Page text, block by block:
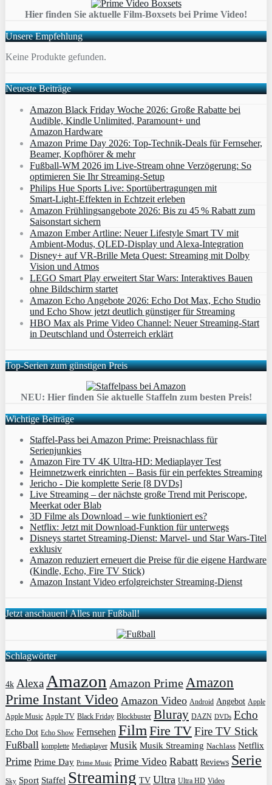
Hier finden Sie aktuelle Film-Boxsets bei Prime Video!
Unsere Empfehlung
Keine Produkte gefunden.
Neueste Beiträge
Amazon Black Friday Woche 2026: Große Rabatte bei
Audible, Kindle Unlimited, Paramount+ und
Amazon Hardware
Amazon Prime Day 2026: Top-Technik-Deals für Fernseher,
Beamer, Kopfhörer & mehr
Fußball-WM 2026 im Live-Stream ohne Verzögerung: So
optimieren Sie Ihr Streaming-Setup
Philips Hue Sports Live: Sportübertragungen mit
Smart‑Light‑Effekten in Echtzeit erleben
Amazon Frühlingsangebote 2026: Bis zu 45 % Rabatt zum
Saisonstart sichern
Amazon Ember Artline: Neuer Lifestyle Smart TV mit
Ambient‑Modus, QLED‑Display und Alexa‑Integration
Disney+ auf VR-Brille Meta Quest: Streaming mit Dolby
Vision und Atmos
LEGO Smart Play erweitert Star Wars: Interaktives Bauen
ohne Bildschirm startet
Amazon Echo Angebote 2026: Echo Dot Max, Echo Studio
und Echo Show jetzt deutlich günstiger für Streaming
HBO Max als Prime Video Channel: Neuer Streaming‑Start
in Deutschland und Österreich erklärt
Top-Serien zum günstigen Preis
NEU: Hier finden Sie aktuelle Staffeln zum besten Preis!
Wichtige Beiträge
Staffel-Pass bei Amazon Prime: Preisnachlass für
Serienjunkies
Amazon Fire TV 4K Ultra-HD: Mediaplayer Test
Heimnetzwerk einrichten – Basis für ein perfektes Streaming
Jericho - Die komplette Serie [8 DVDs]
Live Streaming – der nächste große Trend mit Periscope,
Meerkat oder Blab
3D Filme als Download – wie funktioniert es?
Netflix: Jetzt mit Download-Funktion für unterwegs
Disneys startet Streaming-Dienst: Marvel- und Star Wars-Titel
exklusiv
Amazon reduziert erneuert die Preise für die eigene Hardware
(Kindle, Echo, Fire TV Stick)
Amazon Instant Video erfolgreichster Streaming-Dienst
Jetzt anschauen! Alles nur Fußball!
Schlagwörter
4k Alexa Amazon Amazon PrimeAmazon
Prime Instant Video Amazon Video Android Angebot Apple
Apple Music Apple TV Black Friday Blockbuster Bluray DAZN DVDs Echo
Echo Dot Echo Show Fernsehen Film Fire TVFire TV Stick
Fußball komplette Mediaplayer Musik Musik Streaming Nachlass Netflix
Prime Prime Day Prime Music Prime Video Rabatt Reviews Serie
Sky Sport Staffel Streaming TV Ultra Ultra HD Video